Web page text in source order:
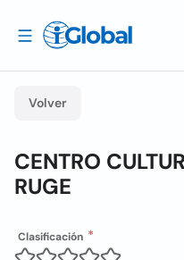
Volver
CENTRO
RUGE
Clasificación